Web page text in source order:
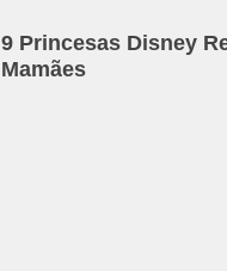
9 Princesas Disney
Mamães